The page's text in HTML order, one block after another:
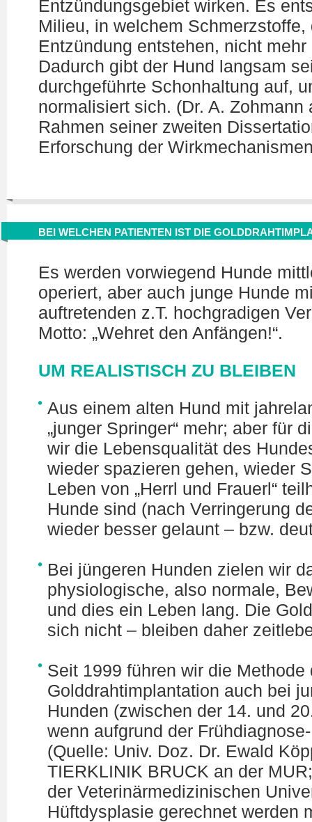
Entzündungsgebiet wirken. Es
Milieu, in welchem
Entzündung entstehen, nicht
Dadurch gibt der Hund langsam
durchgeführte Schonhaltung auf,
normalisiert sich. (Dr. A. Zohmann
Rahmen seiner zweiten
Erforschung der
BEI WELCHEN PATIENTEN IST DIE
Es werden vorwiegend Hunde
operiert, aber auch junge Hunde
auftretenden z.T. hochgradigen
Motto: „Wehret den Anfängen!“.
UM REALISTISCH ZU BLEIBEN
Aus einem alten Hund mit
„junger Springer“ mehr; aber für
wir die Lebensqualität des
wieder spazieren gehen, wieder
Leben von „Herrl und Frauerl“
Hunde sind (nach Verringerung
wieder besser gelaunt – bzw.
Bei jüngeren Hunden zielen wir
physiologische, also normale,
und dies ein Leben lang. Die
sich nicht – bleiben daher
Seit 1999 führen wir die Methode
Golddrahtimplantation auch bei
Hunden (zwischen der 14. und
wenn aufgrund der
(Quelle: Univ. Doz. Dr. Ewald
TIERKLINIK BRUCK an der
der Veterinärmedizinischen
Hüftdysplasie gerechnet werden